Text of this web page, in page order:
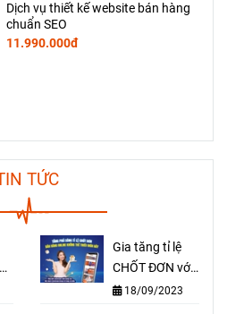
Dịch vụ thiết kế website bán hàng
chuẩn SEO
11.990.000đ
TỨC
Gia tăng tỉ lệ
CHỐT ĐƠN với
dịch vụ TĂNG
18/09/2023